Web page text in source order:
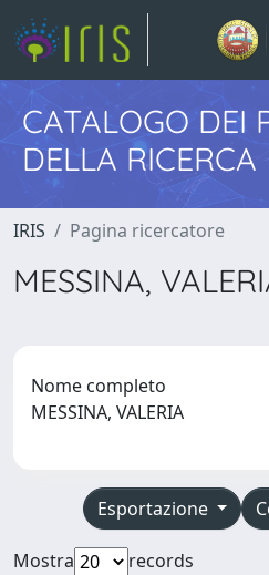
CATALOGO DEI
DELLA RICERCA
IRIS Pagina ricercatore
MESSINA,
Nome completo
MESSINA, VALERIA
Esportazione
Mostra
records